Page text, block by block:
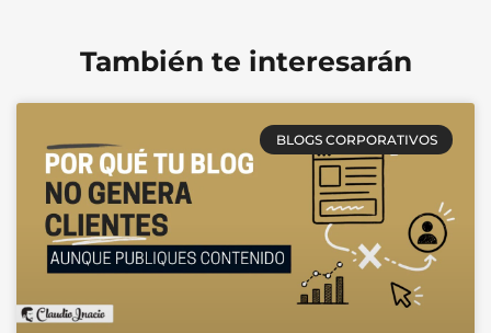
También te interesarán
BLOGS CORPORATIVOS